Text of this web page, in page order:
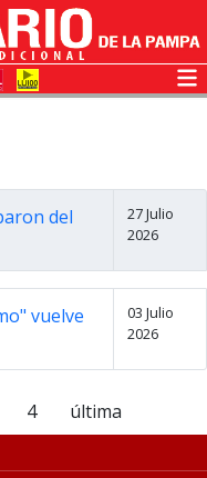
del
27 Julio
2026
vuelve
03 Julio
2026
4 última